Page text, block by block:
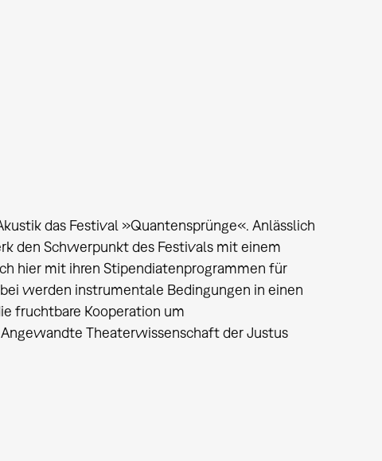
das Festival »Quantensprünge«. Anlässlich
den Schwerpunkt des Festivals mit einem
hier mit ihren Stipendiatenprogrammen für
werden instrumentale Bedingungen in einen
fruchtbare Kooperation um
Theaterwissenschaft der Justus